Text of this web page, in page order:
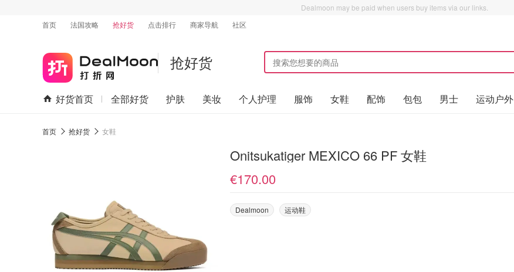
Dealmoon may be paid when users buy items via our links.
首页
法国攻略 抢好货 点击排行 商家导航 社区
抢好货
好货首页 全部好货 护肤 美妆 个人护理 服饰 女鞋 配饰 包包 男士 运动户外
首页 抢好货 女鞋
Onitsukatiger MEXICO 66 PF 女鞋
€170.00
Dealmoon 运动鞋